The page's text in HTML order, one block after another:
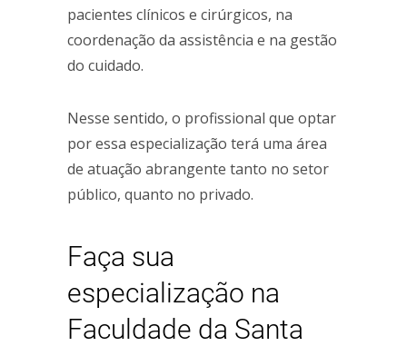
pacientes clínicos e cirúrgicos, na
coordenação da assistência e na gestão
do cuidado.
Nesse sentido, o profissional que optar
por essa especialização terá uma área
de atuação abrangente tanto no setor
público, quanto no privado.
Faça sua
especialização na
Faculdade da Santa